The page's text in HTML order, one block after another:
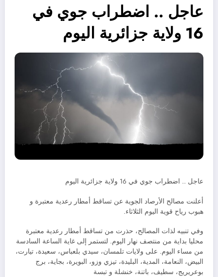
عاجل .. اضطراب جوي في
16 ولاية جزائرية اليوم
عاجل .. اضطراب جوي في 16 ولاية جزائرية اليوم
أعلنت مصالح الأرصاد الجوية عن تساقط أمطار رعدية معتبرة و
هبوب رياح قوية اليوم الثلاثاء.
وفي تنبيه لذات المصالح، حذرت من تساقط أمطار رعدية معتبرة
محليا بداية من منتصف نهار اليوم. لتستمر إلى غاية الساعة السادسة
من مساء اليوم. على ولايات تلمسان، سيدي بلعباس، سعيدة، تيارت،
البيض، النعامة، المدية، البليدة، تيزي وزو، البويرة، بجاية، برج
بوعريريج، سطيف، باتنة، خنشلة و تبسة